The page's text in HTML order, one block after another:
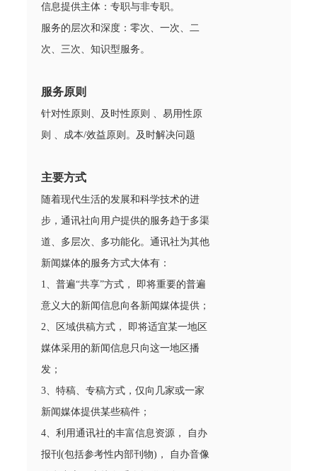
信息提供主体：专职与非专职。
服务的层次和深度：零次、一次、二
次、三次、知识型服务。
服务原则
针对性原则、及时性原则 、易用性原
则 、成本/效益原则。及时解决问题
主要方式
随着现代生活的发展和科学技术的进
步，通讯社向用户提供的服务趋于多渠
道、多层次、多功能化。通讯社为其他
新闻媒体的服务方式大体有：
1、普遍“共享”方式， 即将重要的普遍
意义大的新闻信息向各新闻媒体提供；
2、区域供稿方式， 即将适宜某一地区
媒体采用的新闻信息只向这一地区播
发；
3、特稿、专稿方式，仅向几家或一家
新闻媒体提供某些稿件；
4、利用通讯社的丰富信息资源， 自办
报刊(包括参考性内部刊物)， 自办音像